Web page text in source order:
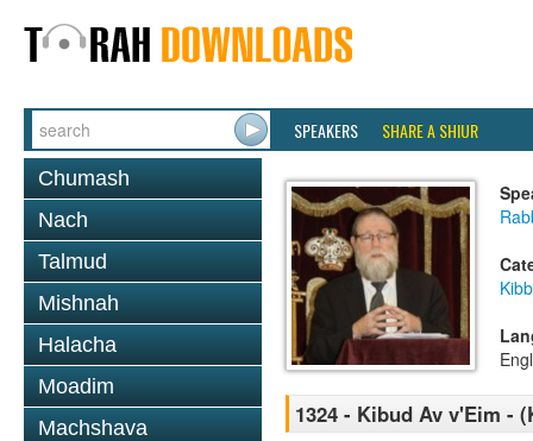
SPEAKERS SHARE A SHIUR
Chumash
Nach
Talmud
Mishnah
Halacha
Moadim
Machshava
1324 - Kibud Av v'Eim -